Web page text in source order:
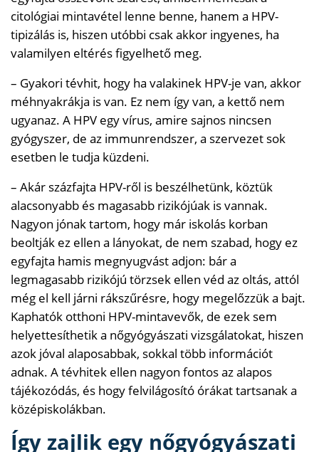
citológiai mintavétel lenne benne, hanem a HPV-
tipizálás is, hiszen utóbbi csak akkor ingyenes, ha
valamilyen eltérés figyelhető meg.
– Gyakori tévhit, hogy ha valakinek HPV-je van, akkor
méhnyakrákja is van. Ez nem így van, a kettő nem
ugyanaz. A HPV egy vírus, amire sajnos nincsen
gyógyszer, de az immunrendszer, a szervezet sok
esetben le tudja küzdeni.
– Akár százfajta HPV-ről is beszélhetünk, köztük
alacsonyabb és magasabb rizikójúak is vannak.
Nagyon jónak tartom, hogy már iskolás korban
beoltják ez ellen a lányokat, de nem szabad, hogy ez
egyfajta hamis megnyugvást adjon: bár a
legmagasabb rizikójú törzsek ellen véd az oltás, attól
még el kell járni rákszűrésre, hogy megelőzzük a bajt.
Kaphatók otthoni HPV-mintavevők, de ezek sem
helyettesíthetik a nőgyógyászati vizsgálatokat, hiszen
azok jóval alaposabbak, sokkal több információt
adnak. A tévhitek ellen nagyon fontos az alapos
tájékozódás, és hogy felvilágosító órákat tartsanak a
középiskolákban.
Így zajlik egy nőgyógyászati